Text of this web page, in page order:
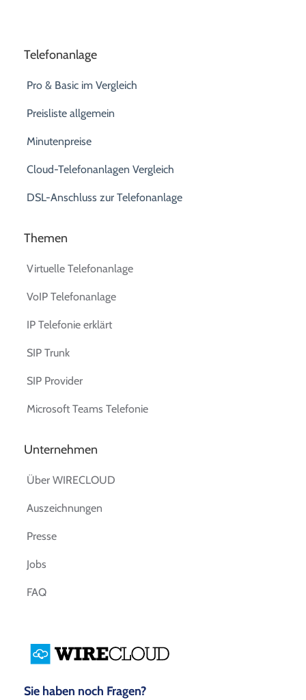
Telefonanlage
Pro & Basic im Vergleich
Preisliste allgemein
Minutenpreise
Cloud-Telefonanlagen Vergleich
DSL-Anschluss zur Telefonanlage
Themen
Virtuelle Telefonanlage
VoIP Telefonanlage
IP Telefonie erklärt
SIP Trunk
SIP Provider
Microsoft Teams Telefonie
Unternehmen
Über WIRECLOUD
Auszeichnungen
Presse
Jobs
FAQ
Sie haben noch Fragen?